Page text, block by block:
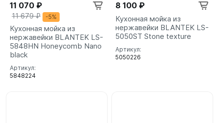
11 070 ₽
11 679 ₽ -5%
Кухонная мойка из
нержавейки BLANTEK LS-
5848HN Honeycomb Nano
black
Артикул:
5848224
8 100 ₽
Кухонная мойка из
нержавейки BLANTEK LS-
5050ST Stone texture
Артикул:
5050226